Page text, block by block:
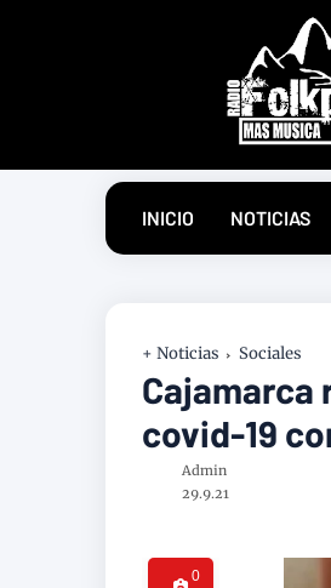
INICIO NOTICIAS
+ Noticias Sociales
Cajamarca
covid-19
Admin
29.9.21
0